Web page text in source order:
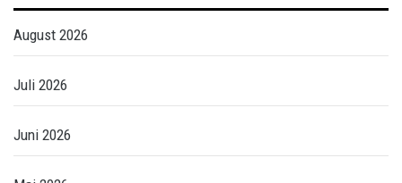
August 2026
Juli 2026
Juni 2026